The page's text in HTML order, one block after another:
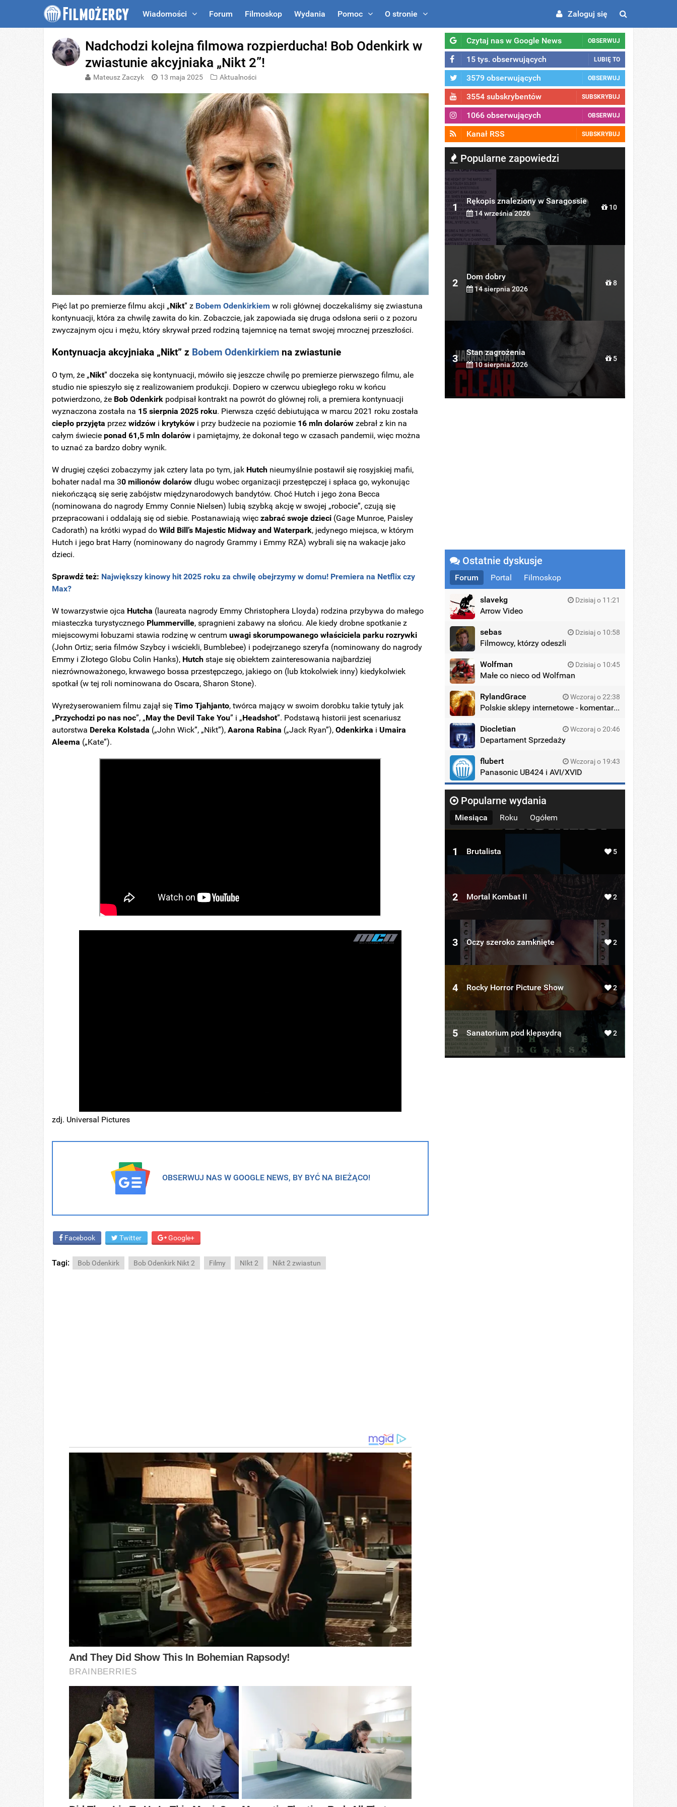
Wiadomości Forum Filmoskop Wydania Pomoc O stronie Zaloguj się
Nadchodzi kolejna filmowa rozpierducha! Bob Odenkirk w
zwiastunie akcyjniaka „Nikt 2”!
Mateusz Zaczyk 13 maja 2025 Aktualności
Pięć lat po premierze filmu akcji „Nikt” z Bobem Odenkirkiem w roli głównej doczekaliśmy się zwiastuna
kontynuacji, która za chwilę zawita do kin. Zobaczcie, jak zapowiada się druga odsłona serii o z pozoru
zwyczajnym ojcu i mężu, który skrywał przed rodziną tajemnicę na temat swojej mrocznej przeszłości.
Kontynuacja akcyjniaka „Nikt” z Bobem Odenkirkiem na zwiastunie
O tym, że „Nikt” doczeka się kontynuacji, mówiło się jeszcze chwilę po premierze pierwszego filmu, ale
studio nie spieszyło się z realizowaniem produkcji. Dopiero w czerwcu ubiegłego roku w końcu
potwierdzono, że Bob Odenkirk podpisał kontrakt na powrót do głównej roli, a premiera kontynuacji
wyznaczona została na 15 sierpnia 2025 roku. Pierwsza część debiutująca w marcu 2021 roku została
ciepło przyjęta przezwidzów ikrytyków i przy budżecie na poziomie 16 mln dolarów zebrał z kin na
całym świecieponad 61,5 mln dolarów i pamiętajmy, że dokonał tego w czasach pandemii, więc można
to uznać za bardzo dobry wynik.
W drugiej części zobaczymy jak cztery lata po tym, jak Hutch nieumyślnie postawił się rosyjskiej mafii,
bohater nadal ma 30 milionów dolarów długu wobec organizacji przestępczej i spłaca go, wykonując
niekończącą się serię zabójstw międzynarodowych bandytów. Choć Hutch i jego żona Becca
(nominowana do nagrody Emmy Connie Nielsen) lubią szybką akcję w swojej „robocie”, czują się
przepracowani i oddalają się od siebie. Postanawiają więc zabrać swoje dzieci (Gage Munroe, Paisley
Cadorath) na krótki wypad doWild Bill’s Majestic Midway and Waterpark, jedynego miejsca, w którym
Hutch i jego brat Harry (nominowany do nagrody Grammy i Emmy RZA) wybrali się na wakacje jako
dzieci.
Sprawdź też: Największy kinowy hit 2025 roku za chwilę obejrzymy w domu! Premiera na Netflix czy
Max?
W towarzystwie ojca Hutcha (laureata nagrody Emmy Christophera Lloyda) rodzina przybywa do małego
miasteczka turystycznego Plummerville, spragnieni zabawy na słońcu. Ale kiedy drobne spotkanie z
miejscowymi łobuzami stawia rodzinę w centrumuwagi skorumpowanego właściciela parku rozrywki
(John Ortiz; seria filmów Szybcy i wściekli, Bumblebee) i podejrzanego szeryfa (nominowany do nagrody
Emmy i Złotego Globu Colin Hanks), Hutch staje się obiektem zainteresowania najbardziej
niezrównoważonego, krwawego bossa przestępczego, jakiego on (lub ktokolwiek inny) kiedykolwiek
spotkał (w tej roli nominowana do Oscara, Sharon Stone).
Wyreżyserowaniem filmu zajął sięTimo Tjahjanto, twórca mający w swoim dorobku takie tytuły jak
„Przychodzi po nas noc”, „May the Devil Take You” i „Headshot”. Podstawą historii jest scenariusz
autorstwa Dereka Kolstada („John Wick”, „Nikt”),Aarona Rabina („Jack Ryan”),Odenkirka iUmaira
Aleema („Kate”).
zdj. Universal Pictures
OBSERWUJ NAS W GOOGLE NEWS, BY BYĆ NA BIEŻĄCO!
Facebook Twitter Google+
Tagi: Bob Odenkirk Bob Odenkirk Nikt 2 Filmy NIkt 2 Nikt 2 zwiastun
Czytaj nas w Google News OBSERWUJ
15 tys. obserwujących LUBIĘ TO
3579 obserwujących OBSERWUJ
3554 subskrybentów SUBSKRYBUJ
1066 obserwujących OBSERWUJ
Kanał RSS SUBSKRYBUJ
Popularne zapowiedzi
1
Rękopis znaleziony w Saragossie
14 września 2026
10
2
Dom dobry
14 sierpnia 2026
8
3
Stan zagrożenia
10 sierpnia 2026
5
Ostatnie dyskusje
Forum Portal Filmoskop
slavekg Dzisiaj o 11:21
Arrow Video
sebas Dzisiaj o 10:58
Filmowcy, którzy odeszli
Wolfman Dzisiaj o 10:45
Małe co nieco od Wolfman
RylandGrace Wczoraj o 22:38
Polskie sklepy internetowe - komentarze
Diocletian Wczoraj o 20:46
Departament Sprzedaży
flubert Wczoraj o 19:43
Panasonic UB424 i AVI/XVID
Popularne wydania
Miesiąca Roku Ogółem
1 Brutalista 5
2 Mortal Kombat II 2
3 Oczy szeroko zamknięte 2
4 Rocky Horror Picture Show 2
5 Sanatorium pod klepsydrą 2